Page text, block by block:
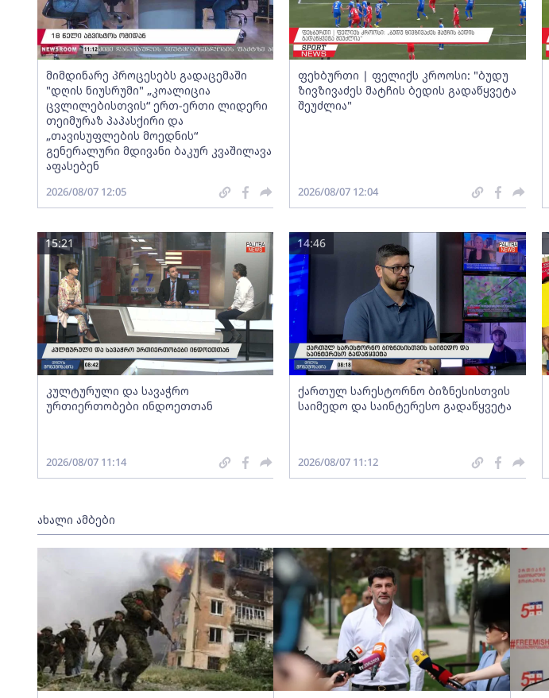
მიმდინარე პროცესებს გადაცემაში
"დღის ნიუსრუმი" „კოალიცია
ცვლილებისთვის“ ერთ-ერთი ლიდერი
თეიმურაზ პაპასქირი და
„თავისუფლების მოედნის“
გენერალური მდივანი ბაკურ კვაშილავა
აფასებენ
2026/08/07 12:05
ფეხბურთი | ფელიქს კროოსი: "ბუდუ
ზივზივაძეს მატჩის ბედის გადაწყვეტა
შეუძლია"
2026/08/07 12:04
კულტურული და სავაჭრო
ურთიერთობები ინდოეთთან
15:21
2026/08/07 11:14
ქართულ სარესტორნო ბიზნესისთვის
საიმედო და საინტერესო გადაწყვეტა
14:46
2026/08/07 11:12
ახალი ამბები